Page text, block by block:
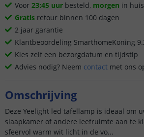
Voor 23:45 uur besteld, morgen in huis
Gratis retour binnen 100 dagen
2 jaar garantie
Klantbeoordeling SmarthomeKoning
Kies zelf een bezorgdatum en tijdstip
Advies nodig? Neem contact met ons
Omschrijving
Deze Yeelight led tafellamp is ideaal om
slaapkamer of andere leefruimte aan te
sfeervol warm wit licht in de vo...